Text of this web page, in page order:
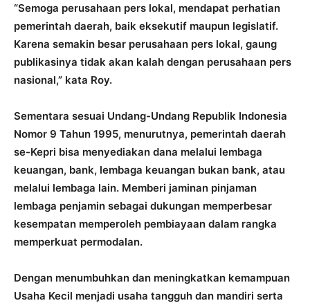
“Semoga perusahaan pers lokal, mendapat perhatian
pemerintah daerah, baik eksekutif maupun legislatif.
Karena semakin besar perusahaan pers lokal, gaung
publikasinya tidak akan kalah dengan perusahaan pers
nasional,” kata Roy.
Sementara sesuai Undang-Undang Republik Indonesia
Nomor 9 Tahun 1995, menurutnya, pemerintah daerah
se-Kepri bisa menyediakan dana melalui lembaga
keuangan, bank, lembaga keuangan bukan bank, atau
melalui lembaga lain. Memberi jaminan pinjaman
lembaga penjamin sebagai dukungan memperbesar
kesempatan memperoleh pembiayaan dalam rangka
memperkuat permodalan.
Dengan menumbuhkan dan meningkatkan kemampuan
Usaha Kecil menjadi usaha tangguh dan mandiri serta